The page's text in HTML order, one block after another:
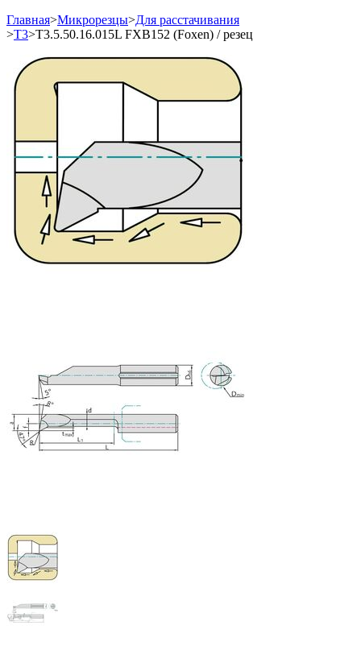
Главная>Микрорезцы>Для расстачивания
>T3>T3.5.50.16.015L FXB152 (Foxen) / резец